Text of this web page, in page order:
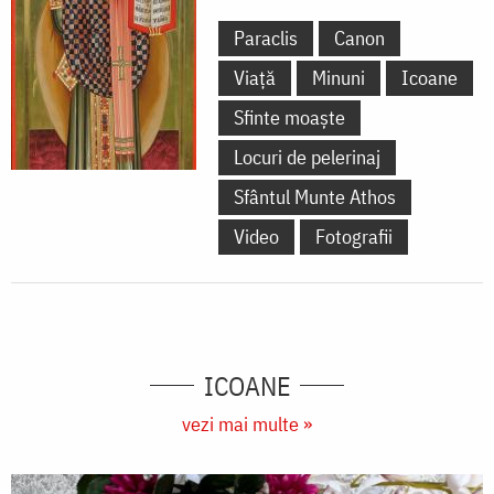
Paraclis
Canon
Viață
Minuni
Icoane
Sfinte moaște
Locuri de pelerinaj
Sfântul Munte Athos
Video
Fotografii
ICOANE
vezi mai multe »